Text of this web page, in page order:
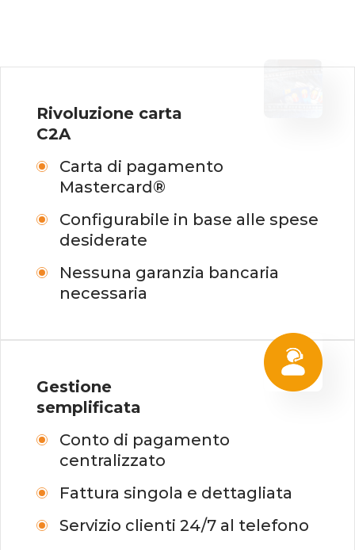
Rivoluzione carta
C2A
Carta di pagamento
Mastercard®
Configurabile in base alle spese
desiderate
Nessuna garanzia bancaria
necessaria
Gestione
semplificata
Conto di pagamento
centralizzato
Fattura singola e dettagliata
Servizio clienti 24/7 al telefono